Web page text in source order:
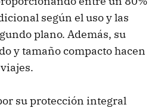
según el uso y las
plano. Además, su
y tamaño compacto hacen
su protección integral